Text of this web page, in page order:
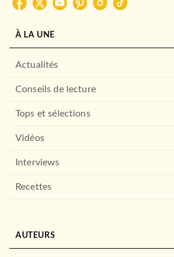
À LA UNE
Actualités
Conseils de lecture
Tops et sélections
Vidéos
Interviews
Recettes
AUTEURS